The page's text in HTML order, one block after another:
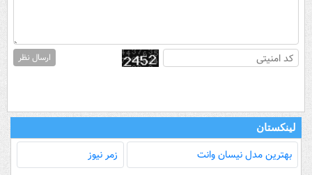
ارسال نظر
لینکستان
بهترین مدل‌ نیسان وانت زمر نیوز